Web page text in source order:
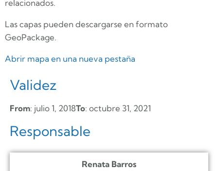
relacionados.
Las capas pueden descargarse en formato
GeoPackage.
Abrir mapa en una nueva pestaña
Validez
From: julio 1, 2018To: octubre 31, 2021
Responsable
Renata Barros